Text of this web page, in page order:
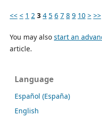
<< < 1 2 3 4 5 6 7 8 9 10 > >>
You may also start an
article.
Language
Español (España)
English